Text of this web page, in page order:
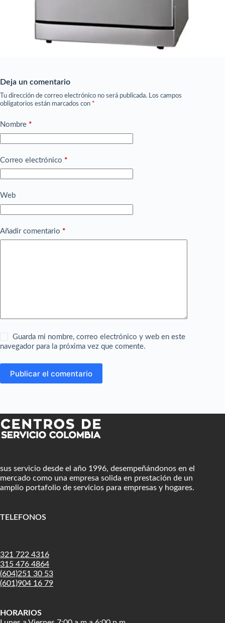
Deja un comentario
Tu dirección de correo electrónico no será publicada. Los campos
obligatorios están marcados con *
Nombre *
Correo electrónico *
Web
Añadir comentario *
Guarda mi nombre, correo electrónico y web en este
navegador para la próxima vez que comente.
Publicar el comentario
sus servicio desde el año 1996, desempeñándonos en el
mercado como una empresa solida en prestación de un
amplio portafolio de servicios para empresas y hogares.
TELEFONOS
321 722 4316
315 476 4864
(604)251 30 53
(601)904 16 79
HORARIOS